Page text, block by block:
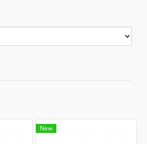
New